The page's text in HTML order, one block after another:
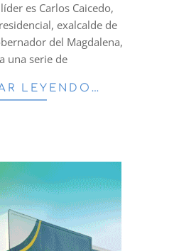
es Carlos Caicedo,
exalcalde de
del Magdalena,
una serie de
LEYENDO…